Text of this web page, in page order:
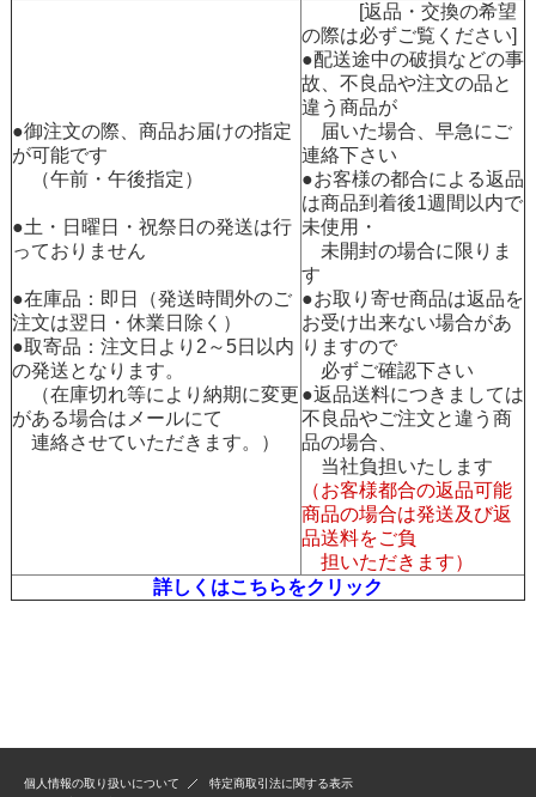
●御注文の際、商品お届けの指定
が可能です
（午前・午後指定）
●土・日曜日・祝祭日の発送は行
っておりません
●在庫品：即日（発送時間外のご
注文は翌日・休業日除く）
●取寄品：注文日より2～5日以内
の発送となります。
（在庫切れ等により納期に変更
がある場合はメールにて
連絡させていただきます。）
[返品・交換の希望
の際は必ずご覧ください]
●配送途中の破損などの事
故、不良品や注文の品と
違う商品が
届いた場合、早急にご
連絡下さい
●お客様の都合による返品
は商品到着後1週間以内で
未使用・
未開封の場合に限りま
す
●お取り寄せ商品は返品を
お受け出来ない場合があ
りますので
必ずご確認下さい
●返品送料につきましては
不良品やご注文と違う商
品の場合、
当社負担いたします
（お客様都合の返品可能
商品の場合は発送及び返
品送料をご負
担いただきます）
詳しくはこちらをクリック
個人情報の取り扱いについて
特定商取引法に関する表示